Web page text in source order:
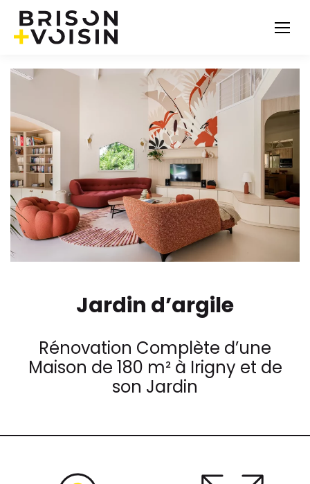
Jardin d’argile
Rénovation Complète d’une
Maison de 180 m² à Irigny et de
son Jardin